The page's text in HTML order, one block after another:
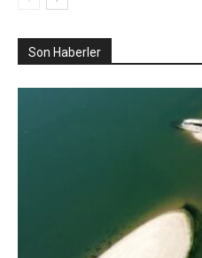
Son Haberler